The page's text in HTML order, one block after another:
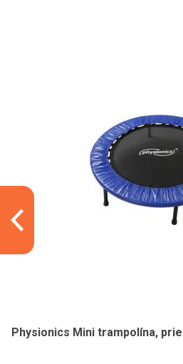
Physionics Mini trampolína,